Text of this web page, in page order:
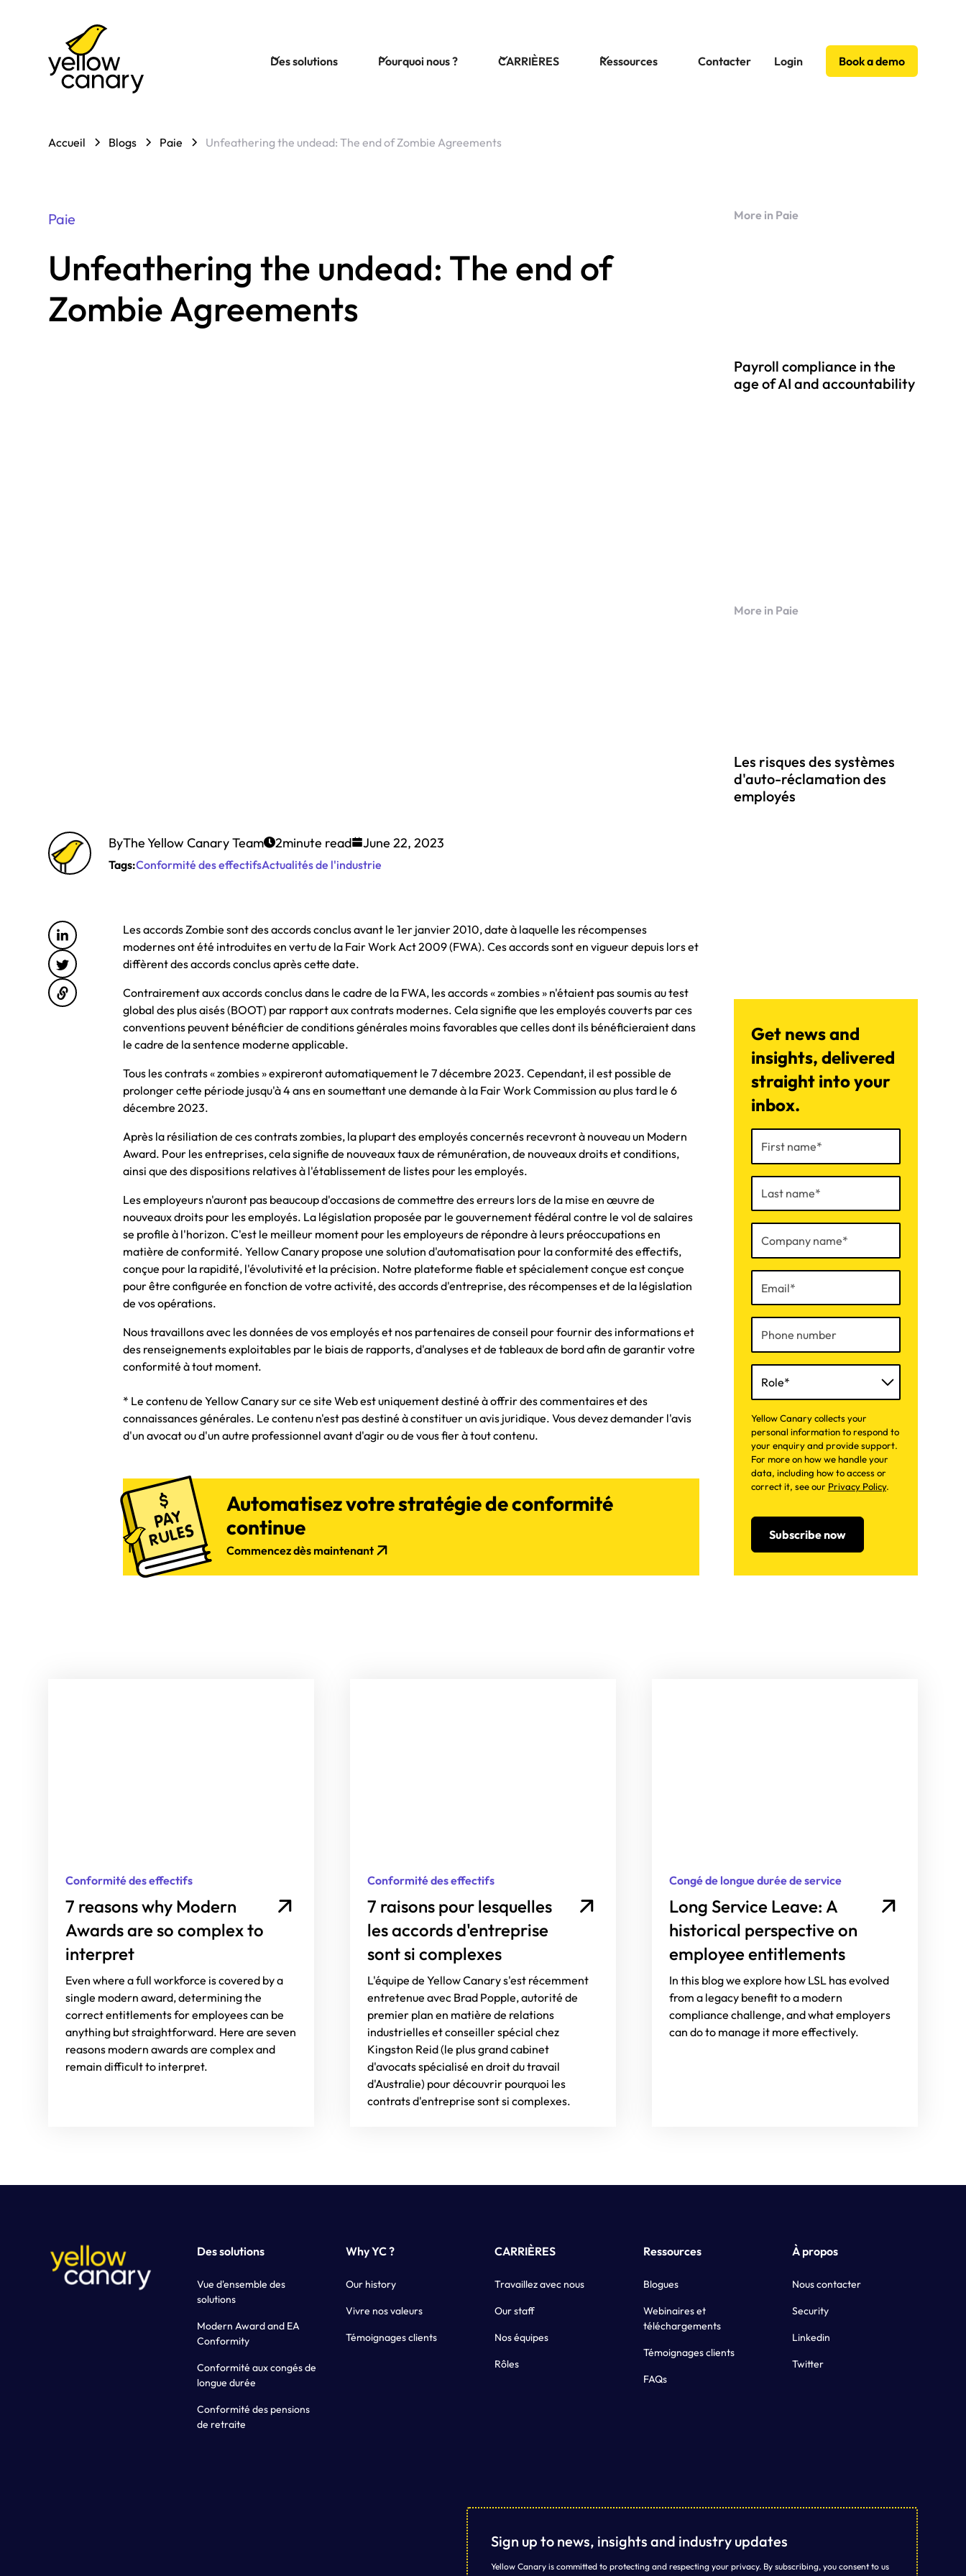
Des solutions Pourquoi nous ? CARRIÈRES Ressources Contacter Login Book a demo
Accueil Blogs Paie Unfeathering the undead: The end of Zombie Agreements
Paie
Unfeathering the undead: The end of
Zombie Agreements
ByThe Yellow Canary Team 2minute read June 22, 2023
Tags:Conformité des effectifsActualités de l'industrie
Les accords Zombie sont des accords conclus avant le 1er janvier 2010, date à laquelle les récompenses
modernes ont été introduites en vertu de la Fair Work Act 2009 (FWA). Ces accords sont en vigueur depuis lors et
diffèrent des accords conclus après cette date.
Contrairement aux accords conclus dans le cadre de la FWA, les accords « zombies » n'étaient pas soumis au test
global des plus aisés (BOOT) par rapport aux contrats modernes. Cela signifie que les employés couverts par ces
conventions peuvent bénéficier de conditions générales moins favorables que celles dont ils bénéficieraient dans
le cadre de la sentence moderne applicable.
Tous les contrats « zombies » expireront automatiquement le 7 décembre 2023. Cependant, il est possible de
prolonger cette période jusqu'à 4 ans en soumettant une demande à la Fair Work Commission au plus tard le 6
décembre 2023.
Après la résiliation de ces contrats zombies, la plupart des employés concernés recevront à nouveau un Modern
Award. Pour les entreprises, cela signifie de nouveaux taux de rémunération, de nouveaux droits et conditions,
ainsi que des dispositions relatives à l'établissement de listes pour les employés.
Les employeurs n'auront pas beaucoup d'occasions de commettre des erreurs lors de la mise en œuvre de
nouveaux droits pour les employés. La législation proposée par le gouvernement fédéral contre le vol de salaires
se profile à l'horizon. C'est le meilleur moment pour les employeurs de répondre à leurs préoccupations en
matière de conformité. Yellow Canary propose une solution d'automatisation pour la conformité des effectifs,
conçue pour la rapidité, l'évolutivité et la précision. Notre plateforme fiable et spécialement conçue est conçue
pour être configurée en fonction de votre activité, des accords d'entreprise, des récompenses et de la législation
de vos opérations.
Nous travaillons avec les données de vos employés et nos partenaires de conseil pour fournir des informations et
des renseignements exploitables par le biais de rapports, d'analyses et de tableaux de bord afin de garantir votre
conformité à tout moment.
* Le contenu de Yellow Canary sur ce site Web est uniquement destiné à offrir des commentaires et des
connaissances générales. Le contenu n'est pas destiné à constituer un avis juridique. Vous devez demander l'avis
d'un avocat ou d'un autre professionnel avant d'agir ou de vous fier à tout contenu.
Automatisez votre stratégie de conformité
continue
Commencez dès maintenant
More in Paie
Payroll compliance in the
age of AI and accountability
More in Paie
Les risques des systèmes
d'auto-réclamation des
employés
Get news and
insights, delivered
straight into your
inbox.
Yellow Canary collects your
personal information to respond to
your enquiry and provide support.
For more on how we handle your
data, including how to access or
correct it, see our Privacy Policy.
Conformité des effectifs
7 reasons why Modern
Awards are so complex to
interpret
Even where a full workforce is covered by a
single modern award, determining the
correct entitlements for employees can be
anything but straightforward. Here are seven
reasons modern awards are complex and
remain difficult to interpret.
Conformité des effectifs
7 raisons pour lesquelles
les accords d'entreprise
sont si complexes
L'équipe de Yellow Canary s'est récemment
entretenue avec Brad Popple, autorité de
premier plan en matière de relations
industrielles et conseiller spécial chez
Kingston Reid (le plus grand cabinet
d'avocats spécialisé en droit du travail
d'Australie) pour découvrir pourquoi les
contrats d'entreprise sont si complexes.
Congé de longue durée de service
Long Service Leave: A
historical perspective on
employee entitlements
In this blog we explore how LSL has evolved
from a legacy benefit to a modern
compliance challenge, and what employers
can do to manage it more effectively.
Des solutions
Vue d'ensemble des
solutions
Modern Award and EA
Conformity
Conformité aux congés de
longue durée
Conformité des pensions
de retraite
Why YC ?
Our history
Vivre nos valeurs
Témoignages clients
CARRIÈRES
Travaillez avec nous
Our staff
Nos équipes
Rôles
Ressources
Blogues
Webinaires et
téléchargements
Témoignages clients
FAQs
À propos
Nous contacter
Security
Linkedin
Twitter
Sign up to news, insights and industry updates
Yellow Canary is committed to protecting and respecting your privacy. By subscribing, you consent to us